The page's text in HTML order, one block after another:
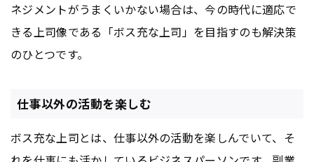
ネジメントがうまくいかない場合は、今の時代に適応で
きる上司像である「ボス充な上司」を目指すのも解決策
のひとつです。
仕事以外の活動を楽しむ
ボス充な上司とは、仕事以外の活動を楽しんでいて、そ